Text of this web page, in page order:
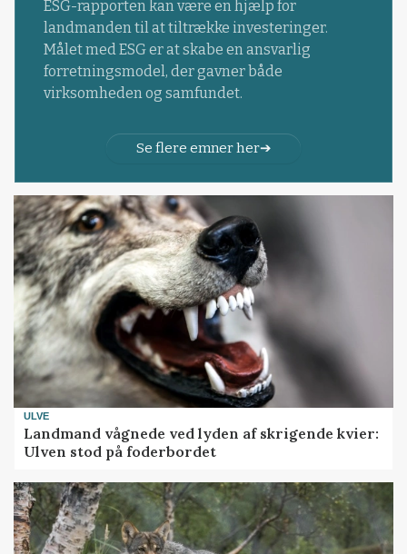
ESG-rapporten kan være en hjælp for
landmanden til at tiltrække investeringer.
Målet med ESG er at skabe en ansvarlig
forretningsmodel, der gavner både
virksomheden og samfundet.
Se flere emner her
ULVE
Landmand vågnede ved lyden af skrigende kvier:
Ulven stod på foderbordet